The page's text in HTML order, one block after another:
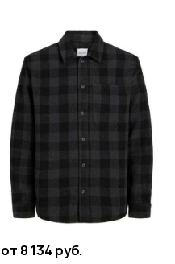
от 8 134 руб.